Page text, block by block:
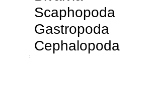
Scaphopoda
Gastropoda
Cephalopoda
: